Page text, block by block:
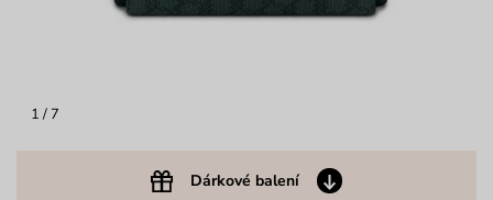
1 / 7
Dárkové balení